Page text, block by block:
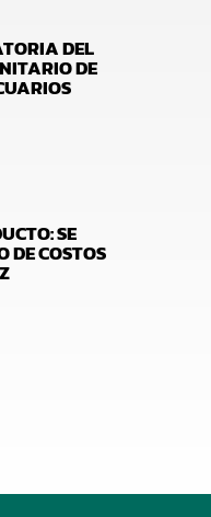
DEL
DE
SE
DE COSTOS